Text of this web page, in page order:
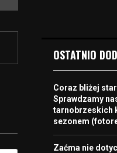
OSTATNIO
Coraz bliżej
Sprawdzamy
tarnobrzeskich
sezonem
Zaćma nie